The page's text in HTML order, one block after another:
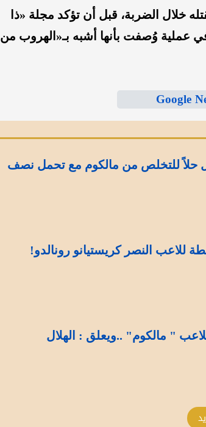
خلال الضربة، قبل أن تؤكد مجلة «ذا
في عملية وُصفت بأنها أشبه بـ«الهروب من
حلاً للتخلص من مالكوم مع تحمل نصف
للاعب النصر كريستيانو رونالدو!
" مالكوم" ..ويعلق : الهلال